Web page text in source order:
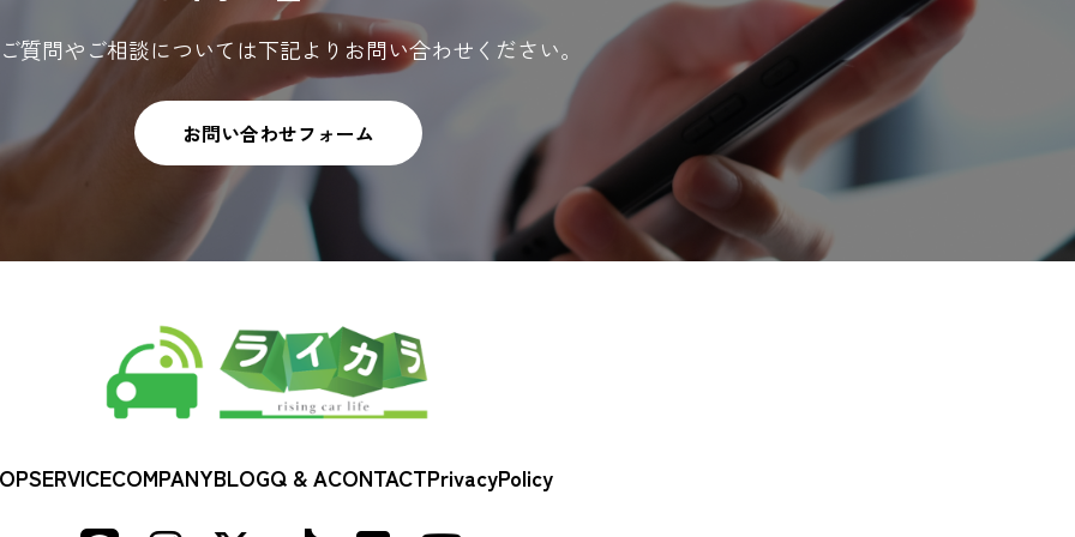
質問やご相談については下記よりお問い合わせください。
お問い合わせフォーム
SERVICECOMPANYBLOGQ & ACONTACTPrivacyPolicy